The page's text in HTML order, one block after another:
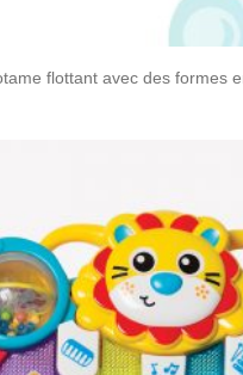
flottant avec des formes